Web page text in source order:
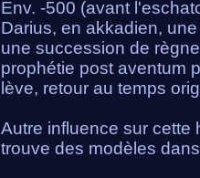
Env. -500 (avant
Darius, en akkadien,
une succession de
prophétie post aventum
lève, retour au temps
Autre influence sur cette
trouve des modèles